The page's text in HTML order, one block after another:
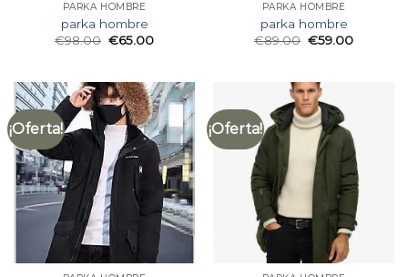
PARKA HOMBRE
parka hombre
€98.00 €65.00
PARKA HOMBRE
parka hombre
€89.00 €59.00
¡Oferta! ¡Oferta!